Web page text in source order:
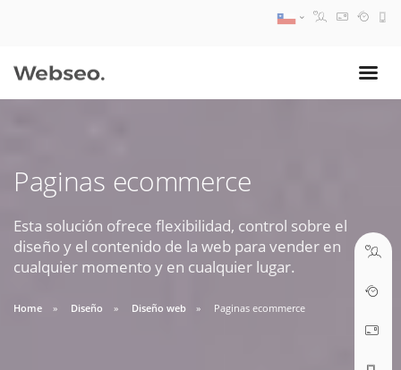
Paginas ecommerce
Esta solución ofrece flexibilidad, control sobre el
diseño y el contenido de la web para vender en
cualquier momento y en cualquier lugar.
Home Diseño Diseño web Paginas ecommerce
09:30 AM A 18:30 PM
soporte@webseo.cl
ABRIR TICKET